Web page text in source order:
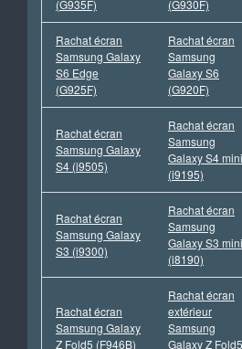
(G935F) (G930F)
Rachat écran
Samsung Galaxy
S6 Edge
(G925F)
Rachat écran
Samsung
Galaxy S6
(G920F)
Rachat écran
Samsung Galaxy
S4 (i9505)
Rachat écran
Samsung
Galaxy S4 mini
(i9195)
Rachat écran
Samsung Galaxy
S3 (i9300)
Rachat écran
Samsung
Galaxy S3 mini
(i8190)
Rachat écran
Samsung Galaxy
Z Fold5 (F946B)
Rachat écran
extérieur
Samsung
Galaxy Z Fold5